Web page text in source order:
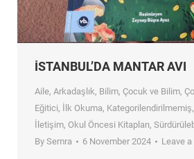
İSTANBUL’DA MANTAR AVI
Aile, Arkadaşlık, Bilim, Çocuk ve Bilim,
Eğitici, İlk Okuma, Kategorilendirilmemiş,
İletişim, Okul Öncesi Kitapları,
By Semra 6 November 2024 Leave